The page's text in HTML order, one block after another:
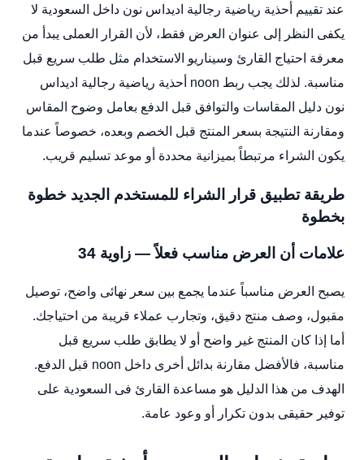
عند تقييم أحذية رياضية رجالية اديداس نون داخل السعودية لا
يكفى النظر إلى عنوان العرض فقط، لأن القرار العملى يبدأ من
معرفة احتياج القارئ وسيناريو الاستخدام مثل طلب سريع قبل
مناسبة. لذلك يجب ربط noon أحذية رياضية رجالية اديداس
نون دليل المقاسات والتوافق قبل الدفع بعامل وضوح المقاس
ومقارنة النتيجة بسعر المنتج قبل الخصم وبعده، خصوصاً عندما
يكون الشراء مرتبطاً بميزانية محددة أو موعد تسليم قريب.
طريقة تطبيق قرار الشراء للمستخدم الجديد خطوة
بخطوة
علامات أن العرض مناسب فعلاً — زاوية 34
يصبح العرض مناسباً عندما يجمع بين سعر نهائى واضح، توصيل
مقبول، وصف منتج دقيق، وتجارب عملاء قريبة من احتياجك.
أما إذا كان المنتج غير واضح أو لا يطابق طلب سريع قبل
مناسبة، فالأفضل مقارنة بدائل أخرى داخل noon قبل الدفع.
الهدف من هذا الدليل هو مساعدة القارئ فى السعودية على
توفير حقيقى بدون تكرار أو وعود عامة.